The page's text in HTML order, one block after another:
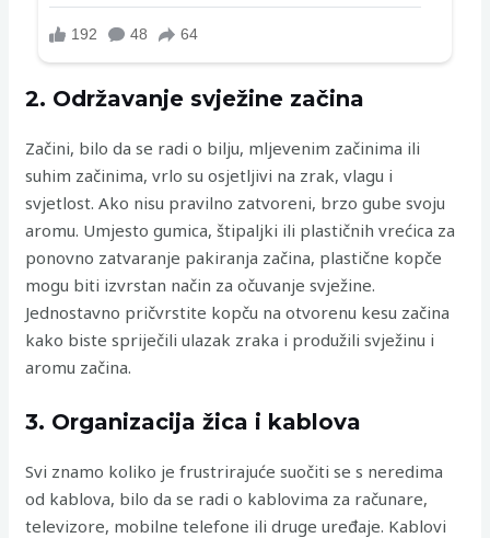
2. Održavanje svježine začina
Začini, bilo da se radi o bilju, mljevenim začinima ili
suhim začinima, vrlo su osjetljivi na zrak, vlagu i
svjetlost. Ako nisu pravilno zatvoreni, brzo gube svoju
aromu. Umjesto gumica, štipaljki ili plastičnih vrećica za
ponovno zatvaranje pakiranja začina, plastične kopče
mogu biti izvrstan način za očuvanje svježine.
Jednostavno pričvrstite kopču na otvorenu kesu začina
kako biste spriječili ulazak zraka i produžili svježinu i
aromu začina.
3. Organizacija žica i kablova
Svi znamo koliko je frustrirajuće suočiti se s neredima
od kablova, bilo da se radi o kablovima za računare,
televizore, mobilne telefone ili druge uređaje. Kablovi